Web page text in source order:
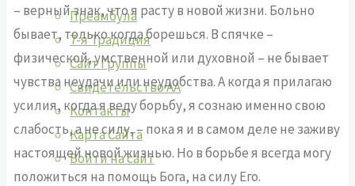
Преамбула
7-я Традиция
Сайт Группы
Свидетельство АА
Контакты
Карта Сайта
Войти на сайт
– верный знак, что я расту в новой жизни. Больно
бывает, только когда борешься. В спячке –
физической, умственной или духовной – не бывает
чувства неудачи или неудобства. А когда я прилагаю
усилия, когда я веду борьбу, я сознаю именно свою
слабость, а не силу, – пока я и в самом деле не заживу
настоящей новой жизнью. Но в борьбе я всегда могу
положиться на помощь Бога, на силу Его.